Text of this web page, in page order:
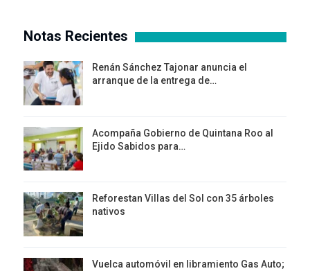
Notas Recientes
Renán Sánchez Tajonar anuncia el
arranque de la entrega de…
Acompaña Gobierno de Quintana Roo al
Ejido Sabidos para…
Reforestan Villas del Sol con 35 árboles
nativos
Vuelca automóvil en libramiento Gas Auto;